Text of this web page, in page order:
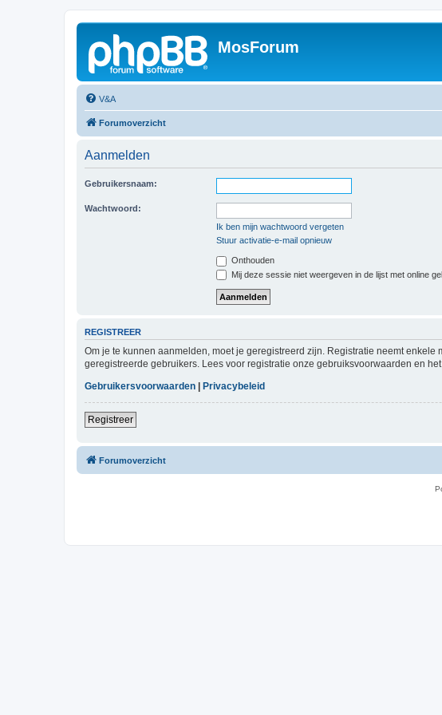
MosForum
V&A
Forumoverzicht
Aanmelden
Gebruikersnaam:
Wachtwoord:
Ik ben mijn wachtwoord vergeten
Stuur activatie-e-mail opnieuw
Onthouden
Mij deze sessie niet weergeven in de lijst met online
REGISTREER
Om je te kunnen aanmelden, moet je geregistreerd zijn. Registratie neemt
geregistreerde gebruikers. Lees voor registratie onze gebruiksvoorwaarden en
Gebruikersvoorwaarden | Privacybeleid
Registreer
Forumoverzicht